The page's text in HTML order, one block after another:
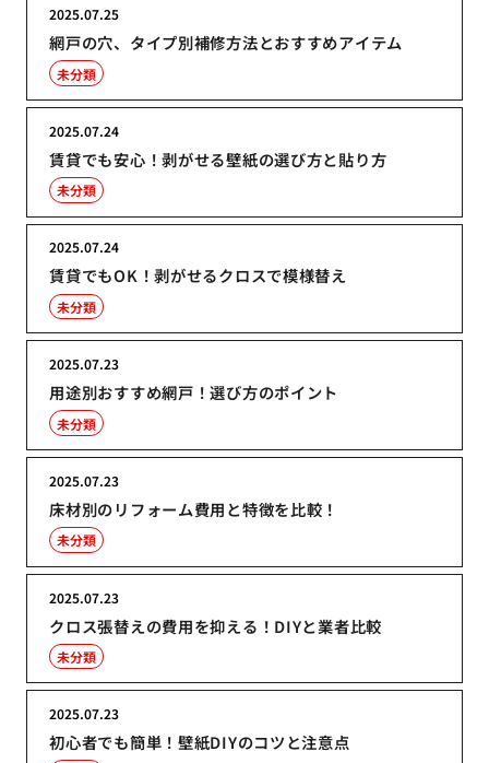
網戸の穴、タイプ別補修方法とおすすめアイテム
2025.07.25
未分類
賃貸でも安心！剥がせる壁紙の選び方と貼り方
2025.07.24
未分類
賃貸でもOK！剥がせるクロスで模様替え
2025.07.24
未分類
用途別おすすめ網戸！選び方のポイント
2025.07.23
未分類
床材別のリフォーム費用と特徴を比較！
2025.07.23
未分類
クロス張替えの費用を抑える！DIYと業者比較
2025.07.23
未分類
初心者でも簡単！壁紙DIYのコツと注意点
2025.07.23